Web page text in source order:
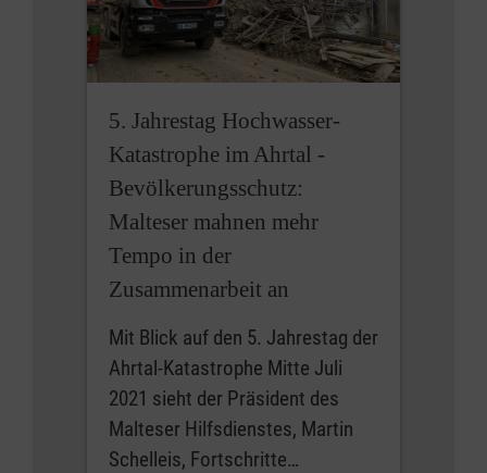
5. Jahrestag Hochwasser-
Katastrophe im Ahrtal -
Bevölkerungsschutz:
Malteser mahnen mehr
Tempo in der
Zusammenarbeit an
Mit Blick auf den 5. Jahrestag der
Ahrtal-Katastrophe Mitte Juli
2021 sieht der Präsident des
Malteser Hilfsdienstes, Martin
Schelleis, Fortschritte…